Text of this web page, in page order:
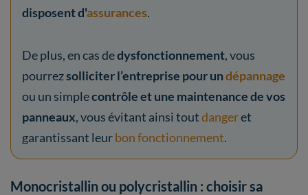
disposent d'assurances.
De plus, en cas dedysfonctionnement, vous
pourrezsolliciter l’entreprise pour undépannage
ou un simplecontrôle et une maintenance de vos
panneaux, vous évitant ainsi toutdangeret
garantissant leurbon fonctionnement.
Monocristallin ou polycristallin : choisir sa